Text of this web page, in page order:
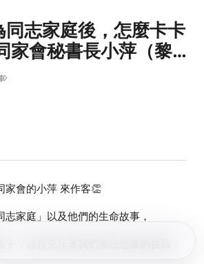
同志家庭後，怎麼卡卡
家會秘書長小萍（黎